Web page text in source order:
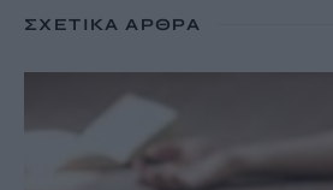
ΣΧΕΤΙΚΆ ΆΡΘΡΑ